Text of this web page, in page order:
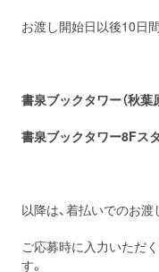
お渡し開始日以後10日
書泉ブックタワー（秋葉
書泉ブックタワー8Fス
以降は、着払いでのお渡
ご応募時に入力いただ
す。